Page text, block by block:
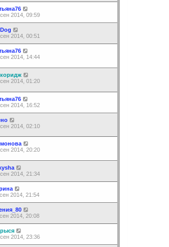
2014, 09:59
2014, 00:51
2014, 14:44
2014, 01:20
2014, 16:52
2014, 02:10
2014, 20:20
2014, 21:34
2014, 21:54
2014, 20:08
2014, 23:36